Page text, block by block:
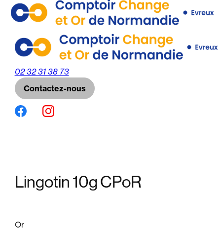
02 32 31 38 73
Contactez-nous
Lingotin 10g CPoR
Or
Panneau de gestion des cookies